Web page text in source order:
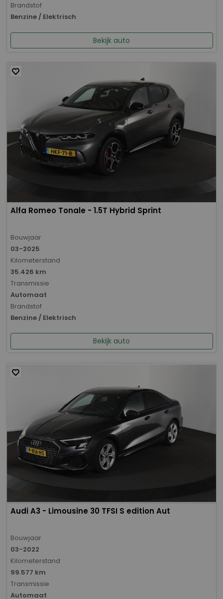
Brandstof
Benzine / Elektrisch
Bekijk auto
Alfa Romeo Tonale - 1.5T Hybrid Sprint
Bouwjaar
03-2025
Kilometerstand
35.426 km
Transmissie
Automaat
Brandstof
Benzine / Elektrisch
Bekijk auto
Audi A3 - Limousine 30 TFSI S edition Aut
Bouwjaar
03-2022
Kilometerstand
99.577 km
Transmissie
Automaat